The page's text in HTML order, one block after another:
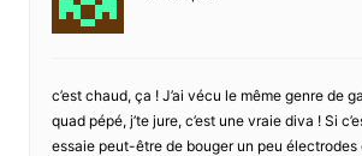
c’est chaud, ça ! J’ai vécu le même genre de
quad pépé, j’te jure, c’est une vraie diva ! Si
essaie peut-être de bouger un peu électrodes